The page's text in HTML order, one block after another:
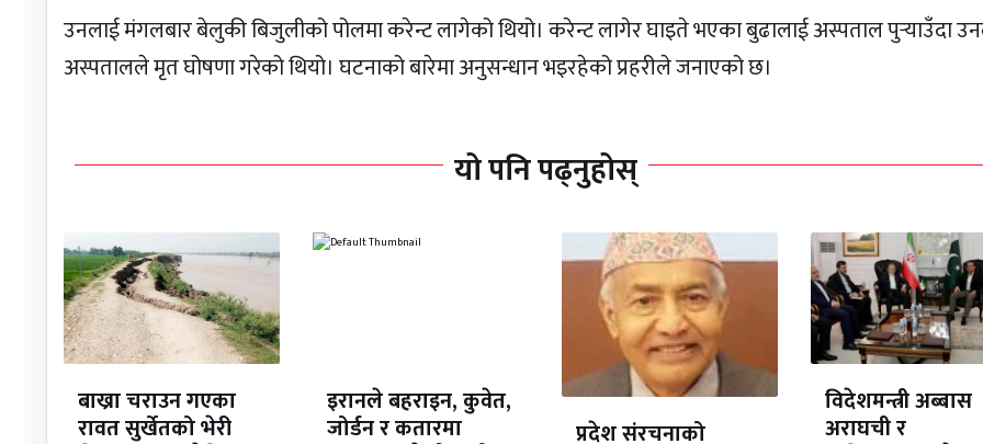
उनलाईमंगलबारबेलुकी बिजुलीको पोलमा करेन्ट लागेको थियो। करेन्ट लागेर घाइते भएका बुढालाई अस्पतालपुर्‍याउँदा
अस्पतालले मृत घोषणा गरेको थियो। घटनाको बारेमा अनुसन्धान भइरहेको प्रहरीले जनाएको छ।
यो पनि पढ्नुहोस्
बाख्रा चराउन गएका
रावत सुर्खेतको भेरी
इरानले बहराइन, कुवेत,
जोर्डन र कतारमा प्रदेश संरचनाको
विदेशमन्त्री अब्बास
अराघची र